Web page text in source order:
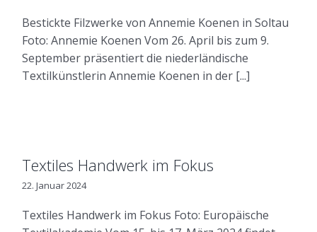
Bestickte Filzwerke von Annemie Koenen in Soltau
Foto: Annemie Koenen Vom 26. April bis zum 9.
September präsentiert die niederländische
Textilkünstlerin Annemie Koenen in der [...]
Textiles Handwerk im Fokus
22. Januar 2024
Textiles Handwerk im Fokus Foto: Europäische